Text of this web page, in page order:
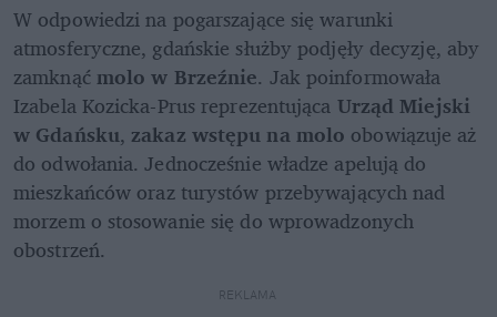
W odpowiedzi na pogarszające się warunki
atmosferyczne, gdańskie służby podjęły decyzję, aby
zamknąć molo w Brzeźnie. Jak poinformowała
Izabela Kozicka-Prus reprezentująca Urząd Miejski
w Gdańsku, zakaz wstępu na molo obowiązuje aż
do odwołania. Jednocześnie władze apelują do
mieszkańców oraz turystów przebywających nad
morzem o stosowanie się do wprowadzonych
obostrzeń.
REKLAMA